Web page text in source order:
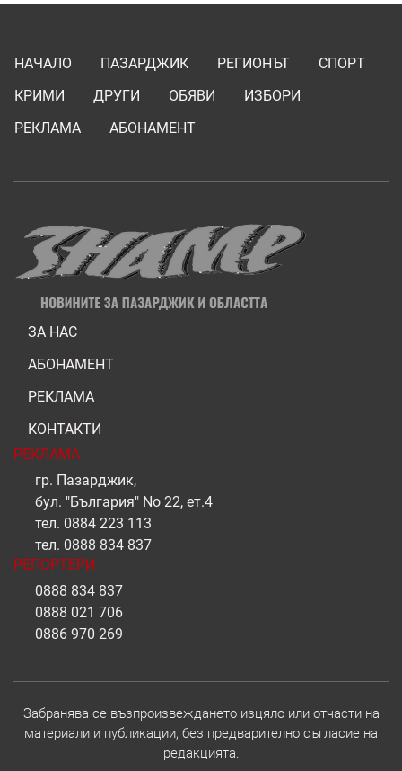
НАЧАЛО ПАЗАРДЖИК РЕГИОНЪТ
СПОРТ
КРИМИ
ДРУГИ ОБЯВИ
ИЗБОРИ
РЕКЛАМА
АБОНАМЕНТ
ЗА НАС
АБОНАМЕНТ
РЕКЛАМА
КОНТАКТИ
РЕКЛАМА
гр. Пазарджик,
бул. "България" No 22, ет.4
тел. 0884 223 113
тел. 0888 834 837
РЕПОРТЕРИ
0888 834 837
0888 021 706
0886 970 269
Забранява се възпроизвеждането изцяло или отчасти на
материали и публикации, без предварително съгласие на
редакцията.